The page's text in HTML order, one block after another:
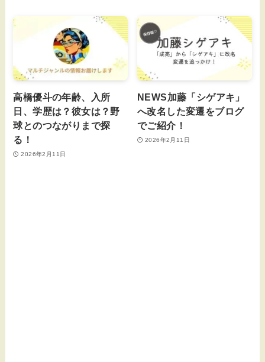
高橋優斗の年齢、入所
日、学歴は？彼女は？野
球とのつながりまで探
る！
2026年2月11日
NEWS加藤「シゲアキ」
へ改名した変遷をブログ
でご紹介！
2026年2月11日